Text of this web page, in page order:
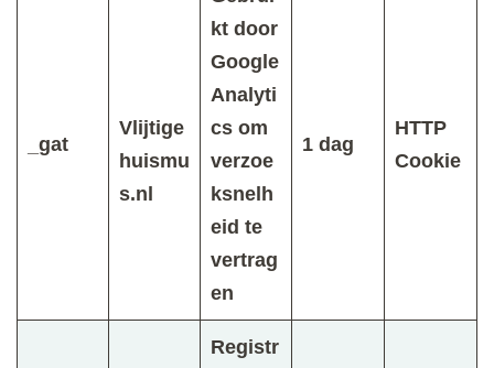
_gat
Vlijtige
huismu
s.nl
kt door
Google
Analyti
cs om
verzoe
ksnelh
eid te
vertrag
en
1 dag
HTTP
Cookie
Registr